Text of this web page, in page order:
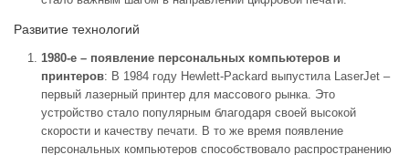
Развитие технологий
1980-е – появление персональных компьютеров и
принтеров: В 1984 году Hewlett-Packard выпустила LaserJet –
первый лазерный принтер для массового рынка. Это
устройство стало популярным благодаря своей высокой
скорости и качеству печати. В то же время появление
персональных компьютеров способствовало распространению